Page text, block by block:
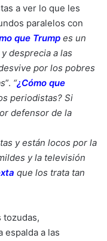
a ver lo que les
paralelos con
que Trump es un
desprecia a las
por los pobres
”. “¿Cómo que
periodistas? Si
defensor de la
y están locos por la
y la televisión
que los trata tan
tozudas,
espalda a las